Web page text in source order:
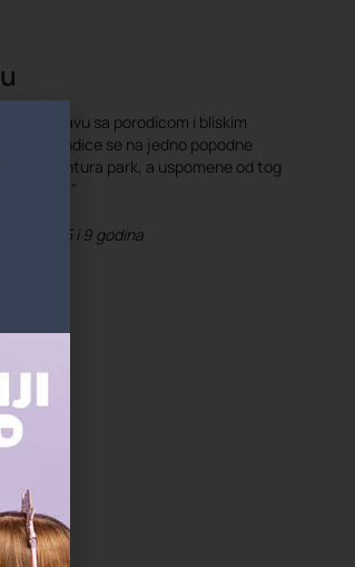
proslavu sa porodicom i bliskim
vikendice se na jedno popodne
mali avantura park, a uspomene od tog
dece, 5 i 9 godina